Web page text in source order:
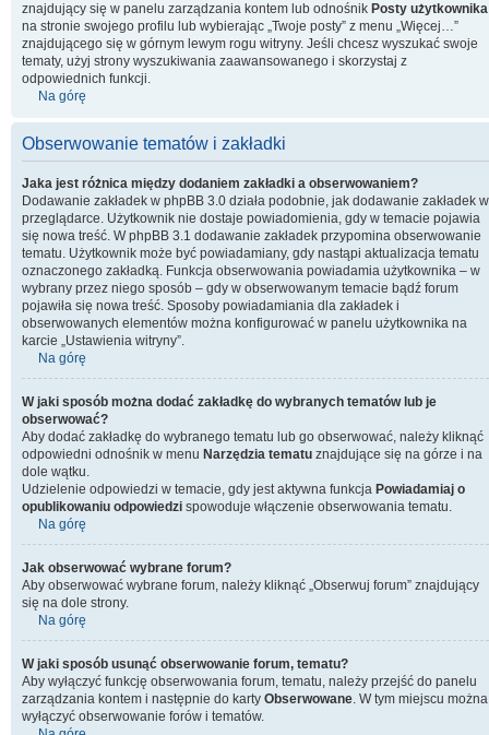
znajdujący się w panelu zarządzania kontem lub odnośnik Posty użytkownika
na stronie swojego profilu lub wybierając „Twoje posty” z menu „Więcej…”
znajdującego się w górnym lewym rogu witryny. Jeśli chcesz wyszukać swoje
tematy, użyj strony wyszukiwania zaawansowanego i skorzystaj z
odpowiednich funkcji.
Na górę
Obserwowanie tematów i zakładki
Jaka jest różnica między dodaniem zakładki a obserwowaniem?
Dodawanie zakładek w phpBB 3.0 działa podobnie, jak dodawanie zakładek w
przeglądarce. Użytkownik nie dostaje powiadomienia, gdy w temacie pojawia
się nowa treść. W phpBB 3.1 dodawanie zakładek przypomina obserwowanie
tematu. Użytkownik może być powiadamiany, gdy nastąpi aktualizacja tematu
oznaczonego zakładką. Funkcja obserwowania powiadamia użytkownika – w
wybrany przez niego sposób – gdy w obserwowanym temacie bądź forum
pojawiła się nowa treść. Sposoby powiadamiania dla zakładek i
obserwowanych elementów można konfigurować w panelu użytkownika na
karcie „Ustawienia witryny”.
Na górę
W jaki sposób można dodać zakładkę do wybranych tematów lub je
obserwować?
Aby dodać zakładkę do wybranego tematu lub go obserwować, należy kliknąć
odpowiedni odnośnik w menu Narzędzia tematu znajdujące się na górze i na
dole wątku.
Udzielenie odpowiedzi w temacie, gdy jest aktywna funkcja Powiadamiaj o
opublikowaniu odpowiedzi spowoduje włączenie obserwowania tematu.
Na górę
Jak obserwować wybrane forum?
Aby obserwować wybrane forum, należy kliknąć „Obserwuj forum” znajdujący
się na dole strony.
Na górę
W jaki sposób usunąć obserwowanie forum, tematu?
Aby wyłączyć funkcję obserwowania forum, tematu, należy przejść do panelu
zarządzania kontem i następnie do karty Obserwowane. W tym miejscu można
wyłączyć obserwowanie forów i tematów.